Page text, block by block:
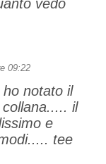
vedo
09:22
notato il
il
e
tee